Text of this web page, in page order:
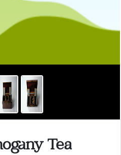
Tea